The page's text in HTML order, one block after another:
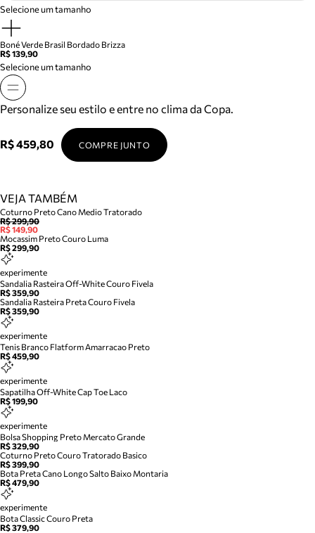
Selecione um tamanho
Boné Verde Brasil Bordado Brizza
R$ 139,90
Selecione um tamanho
Personalize seu estilo e entre no clima da Copa.
R$ 459,80 COMPRE JUNTO
VEJA TAMBÉM
Coturno Preto Cano Medio Tratorado
R$ 299,90
R$ 149,90
Mocassim Preto Couro Luma
R$ 299,90
experimente
Sandalia Rasteira Off-White Couro Fivela
R$ 359,90
Sandalia Rasteira Preta Couro Fivela
R$ 359,90
experimente
Tenis Branco Flatform Amarracao Preto
R$ 459,90
experimente
Sapatilha Off-White Cap Toe Laco
R$ 199,90
experimente
Bolsa Shopping Preto Mercato Grande
R$ 329,90
Coturno Preto Couro Tratorado Basico
R$ 399,90
Bota Preta Cano Longo Salto Baixo Montaria
R$ 479,90
experimente
Bota Classic Couro Preta
R$ 379,90